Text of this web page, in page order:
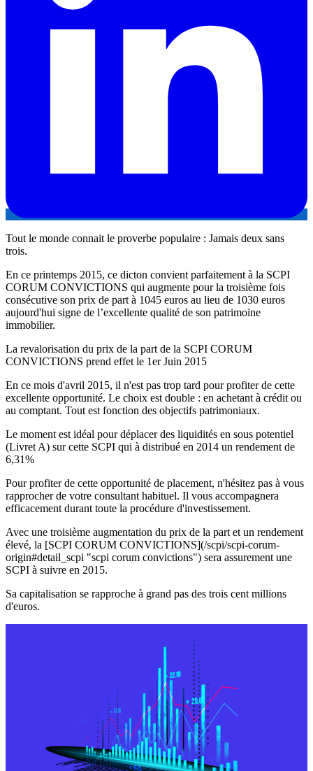
Tout le monde connait le proverbe populaire : Jamais deux sans
trois.
En ce printemps 2015, ce dicton convient parfaitement à la SCPI
CORUM CONVICTIONS qui augmente pour la troisième fois
consécutive son prix de part à 1045 euros au lieu de 1030 euros
aujourd'hui signe de l’excellente qualité de son patrimoine
immobilier.
La revalorisation du prix de la part de la SCPI CORUM
CONVICTIONS prend effet le 1er Juin 2015
En ce mois d'avril 2015, il n'est pas trop tard pour profiter de cette
excellente opportunité. Le choix est double : en achetant à crédit ou
au comptant. Tout est fonction des objectifs patrimoniaux.
Le moment est idéal pour déplacer des liquidités en sous potentiel
(Livret A) sur cette SCPI qui à distribué en 2014 un rendement de
6,31%
Pour profiter de cette opportunité de placement, n'hésitez pas à vous
rapprocher de votre consultant habituel. Il vous accompagnera
efficacement durant toute la procédure d'investissement.
Avec une troisième augmentation du prix de la part et un rendement
élevé, la [SCPI CORUM CONVICTIONS](/scpi/scpi-corum-
origin#detail_scpi "scpi corum convictions") sera assurement une
SCPI à suivre en 2015.
Sa capitalisation se rapproche à grand pas des trois cent millions
d'euros.